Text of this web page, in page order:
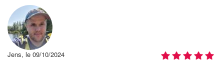
Jens, le 09/10/2024